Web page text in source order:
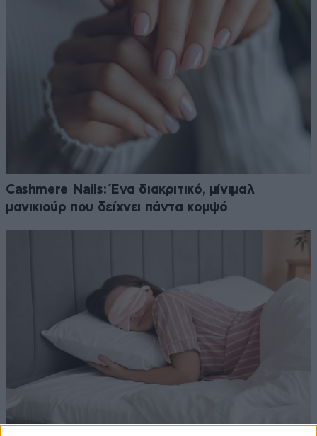
Cashmere Nails: Ένα διακριτικό, μίνιμαλ
μανικιούρ που δείχνει πάντα κομψό